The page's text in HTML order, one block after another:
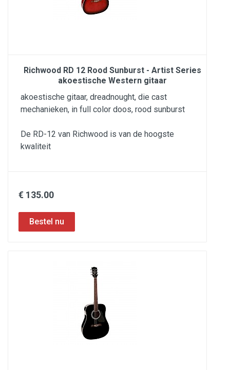
Richwood RD 12 Rood Sunburst - Artist Series
akoestische Western gitaar
akoestische gitaar, dreadnought, die cast
mechanieken, in full color doos, rood sunburst
De RD-12 van Richwood is van de hoogste
kwaliteit
€ 135.00